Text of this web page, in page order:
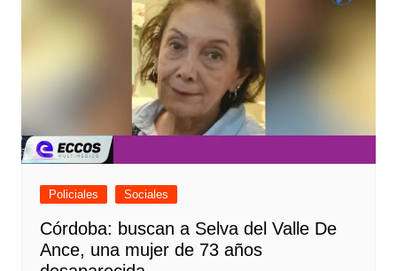
Policiales Sociales
Córdoba: buscan a Selva del Valle De
Ance, una mujer de 73 años